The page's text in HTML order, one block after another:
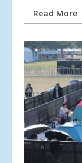
Read More